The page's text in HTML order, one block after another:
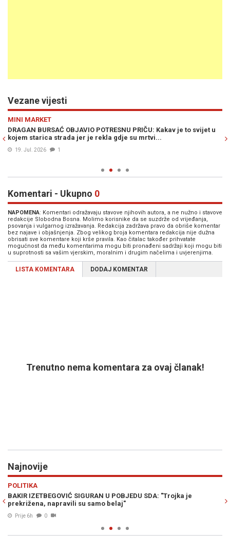
Vezane vijesti
MINI MARKET
DRAGAN BURSAĆ OBJAVIO POTRESNU PRIČU: Kakav je to svijet u
kojem starica strada jer je rekla gdje su mrtvi...
19. Jul. 2026 1
Komentari - Ukupno 0
NAPOMENA: Komentari odražavaju stavove njihovih autora, a ne nužno i stavove
redakcije Slobodna Bosna. Molimo korisnike da se suzdrže od vrijeđanja,
psovanja i vulgarnog izražavanja. Redakcija zadržava pravo da obriše komentar
bez najave i objašnjenja. Zbog velikog broja komentara redakcija nije dužna
obrisati sve komentare koji krše pravila. Kao čitalac također prihvatate
mogućnost da među komentarima mogu biti pronađeni sadržaji koji mogu biti
u suprotnosti sa vašim vjerskim, moralnim i drugim načelima i uvjerenjima.
LISTA KOMENTARA DODAJ KOMENTAR
Trenutno nema komentara za ovaj članak!
Najnovije
POLITIKA
BAKIR IZETBEGOVIĆ SIGURAN U POBJEDU SDA: "Trojka je
prekrižena, napravili su samo belaj"
Prije 6h 0